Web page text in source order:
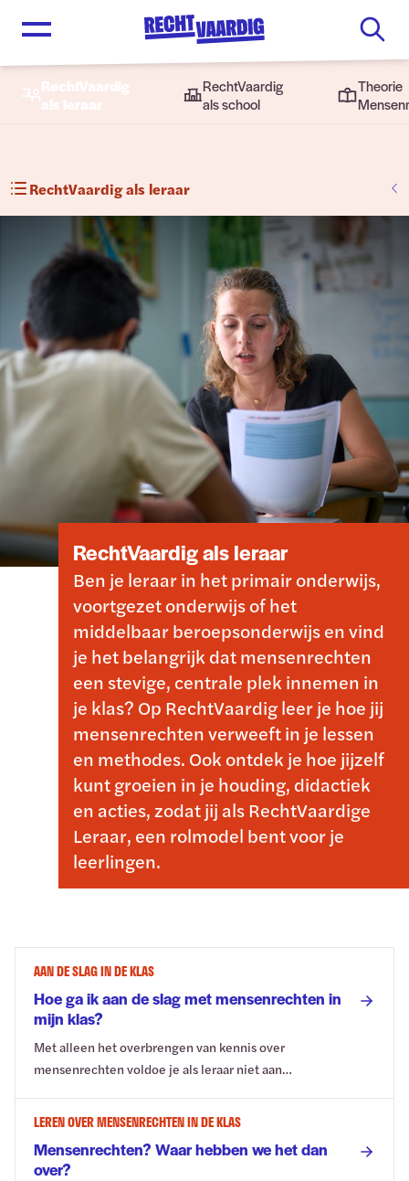
Open menu
RechtVaardig
als school
Theorie
RechtVaardig als leraar
Ben je leraar in het primair onderwijs,
voortgezet onderwijs of het
middelbaar beroepsonderwijs en vind
je het belangrijk dat mensenrechten
een stevige, centrale plek innemen in
je klas? Op RechtVaardig leer je hoe jij
mensenrechten verweeft in je lessen
en methodes. Ook ontdek je hoe jijzelf
kunt groeien in je houding, didactiek
en acties, zodat jij als RechtVaardige
Leraar, een rolmodel bent voor je
leerlingen.
Hoe ga ik aan de slag met mensenrechten in
mijn klas?
AAN DE SLAG IN DE KLAS
Met alleen het overbrengen van kennis over
mensenrechten voldoe je als leraar niet aan
Mensenrechten? Waar hebben we het dan
over?
LEREN OVER MENSENRECHTEN IN DE KLAS
RechtVaardig als leraar